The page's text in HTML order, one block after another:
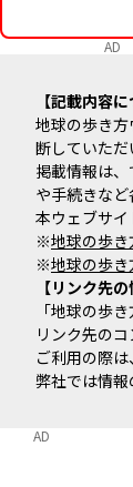
AD
記載内容に
地球の歩き
断していただ
掲載情報は
や手続きな
本ウェブサイ
※地球の歩
※地球の歩
リンク先
「地球の歩
リンク先の
ご利用の際
弊社では情報
AD